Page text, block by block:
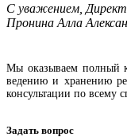
С уважением,
Пронина Алла
Мы оказываем полный
ведению и хранению
консультации по всему
Задать вопрос